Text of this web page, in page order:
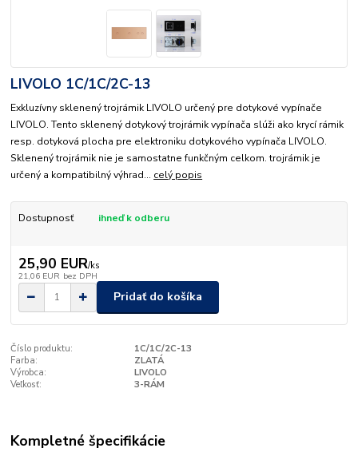
LIVOLO 1C/1C/2C-13
Exkluzívny sklenený trojrámik LIVOLO určený pre dotykové vypínače
LIVOLO. Tento sklenený dotykový trojrámik vypínača slúži ako krycí rámik
resp. dotyková plocha pre elektroniku dotykového vypínača LIVOLO.
Sklenený trojrámik nie je samostatne funkčným celkom. trojrámik je
určený a kompatibilný výhrad... celý popis
Dostupnosť ihneď k odberu
25,90 EUR/ks
21,06 EUR bez DPH
Pridať do košíka
Číslo produktu:
1C/1C/2C-13
Farba:
ZLATÁ
Výrobca:
LIVOLO
Veľkosť:
3-RÁM
Kompletné špecifikácie